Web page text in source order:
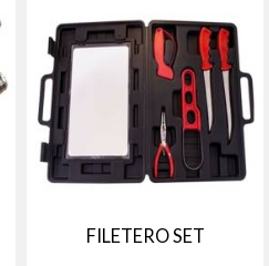
FILETERO SET